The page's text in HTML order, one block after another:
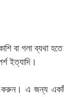
বা গলা ব্যথা হতে
ইত্যাদি।
করুন। এ জন্য